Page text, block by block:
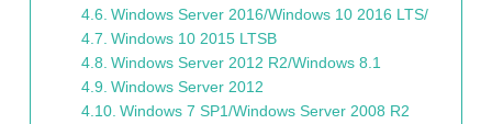
Windows Server 2016/Windows 10 2016 LTS/
Windows 10 2015 LTSB
Windows Server 2012 R2/Windows 8.1
Windows Server 2012
Windows 7 SP1/Windows Server 2008 R2